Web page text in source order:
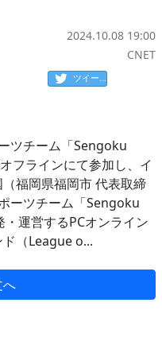
2024.10.08 19:00
CNET
ツイート
ツチーム「Sengoku
フラインにて参加し、イ
福岡県福岡市 代表取締
ーツチーム「Sengoku
運営するPCオンライン
（League o...
へ